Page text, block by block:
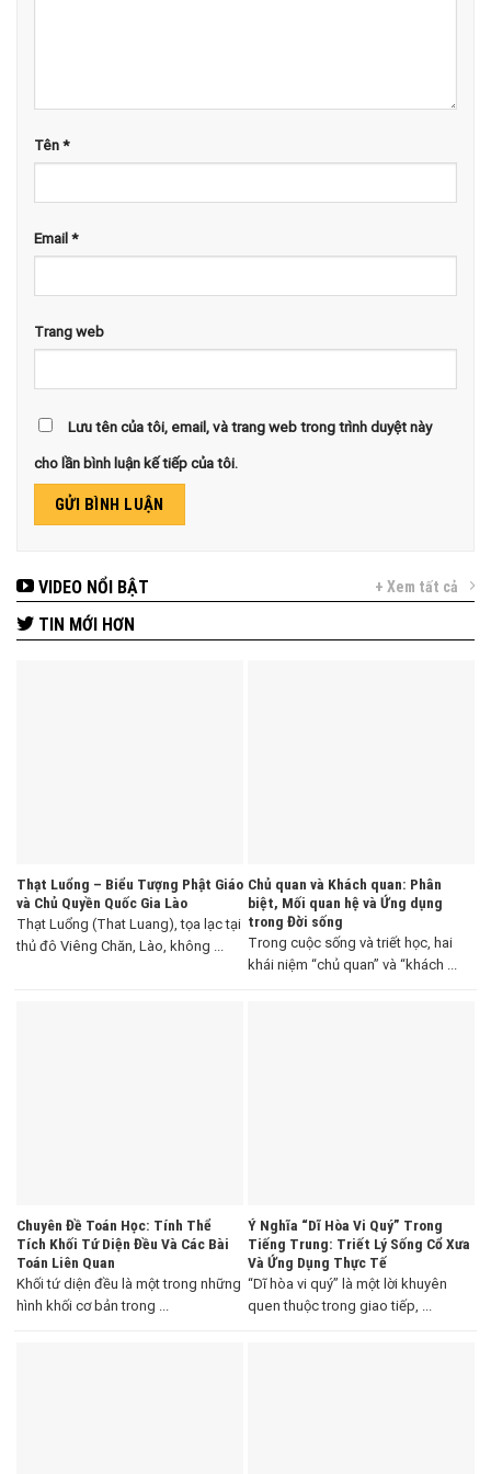
Tên*
Email*
Trang web
Lưu tên của tôi, email, và trang web trong trình duyệt này
cho lần bình luận kế tiếp của tôi.
VIDEO NỔI BẬT + Xem tất cả
TIN MỚI HƠN
Thạt Luổng – Biểu Tượng Phật Giáo
và Chủ Quyền Quốc Gia Lào
Thạt Luổng (That Luang), tọa lạc tại
thủ đô Viêng Chăn, Lào, không ...
Chủ quan và Khách quan: Phân
biệt, Mối quan hệ và Ứng dụng
trong Đời sống
Trong cuộc sống và triết học, hai
khái niệm “chủ quan” và “khách ...
Chuyên Đề Toán Học: Tính Thể
Tích Khối Tứ Diện Đều Và Các Bài
Toán Liên Quan
Khối tứ diện đều là một trong những
hình khối cơ bản trong ...
Ý Nghĩa “Dĩ Hòa Vi Quý” Trong
Tiếng Trung: Triết Lý Sống Cổ Xưa
Và Ứng Dụng Thực Tế
“Dĩ hòa vi quý” là một lời khuyên
quen thuộc trong giao tiếp, ...